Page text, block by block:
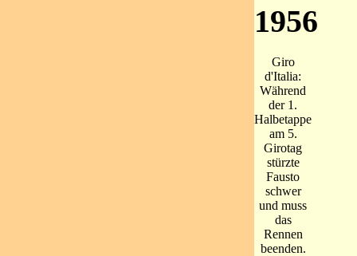
1956
Giro
d'Italia:
Während
der 1.
Halbetappe
am 5.
Girotag
stürzte
Fausto
schwer
und muss
das
Rennen
beenden.